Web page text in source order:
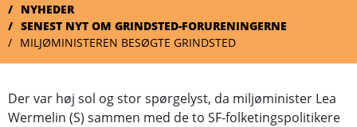
NYHEDER
SENEST NYT OM GRINDSTED-FORURENINGERNE
MILJØMINISTEREN BESØGTE GRINDSTED
Der var høj sol og stor spørgelyst, da miljøminister Lea
Wermelin (S) sammen med de to SF-folketingspolitikere